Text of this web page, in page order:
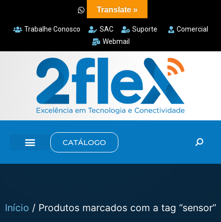
Trabalhe Conosco SAC Suporte
Comercial
Webmail
CATÁLOGO
Início / Produtos marcados com a tag “sensor”
Translate »